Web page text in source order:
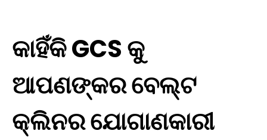
କାହିଁକି GCS କୁ
ଆପଣଙ୍କର ବେଲ୍ଟ
କ୍ଲିନର ଯୋଗାଣକାରୀ